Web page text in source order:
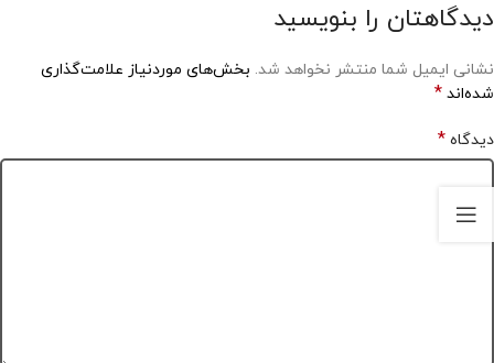
دیدگاهتان را بنویسید
نشانی ایمیل شما منتشر نخواهد شد. بخش‌های موردنیاز علامت‌گذاری
شده‌اند *
دیدگاه *